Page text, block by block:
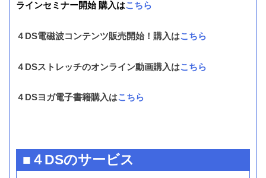
ラインセミナー開始 購入はこちら
４DS電磁波コンテンツ販売開始！購入はこちら
４DSストレッチのオンライン動画購入はこちら
４DSヨガ電子書籍購入はこちら
■４DSのサービス